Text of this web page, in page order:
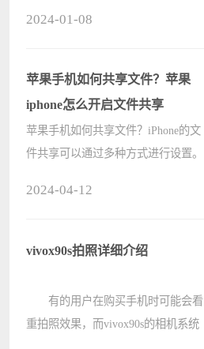
1、首先，外观方面它采用了
较????
2024-01-08
苹果手机如何共享文件？苹果
iphone怎么开启文件共享
苹果手机如何共享文件？iPhone的文
件共享可以通过多种方式进行设置。
应用中按下述方式共享文稿????
2024-04-12
vivox90s拍照详细介绍
有的用户在购买手机时可能会看
重拍照效果，而vivox90s的相机系统